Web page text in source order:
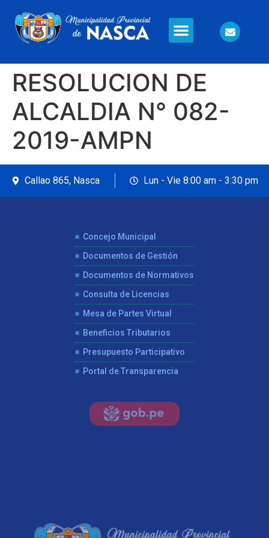
RESOLUCION DE
ALCALDIA N° 082-
2019-AMPN
Callao 865, Nasca Lun - Vie 8:00 am - 3:30 pm
Concejo Municipal
Documentos de Gestión
Documentos de Normativos
Consulta de Licencias
Mesa de Partes Virtual
Beneficios Tributarios
Presupuesto Participativo
Portal de Transparencia